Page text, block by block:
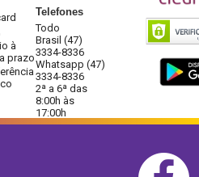
à
prazo
Telefones
Todo
Brasil (47)
3334-8336
Whatsapp (47)
3334-8336
2ª a 6ª das
8:00h às
17:00h